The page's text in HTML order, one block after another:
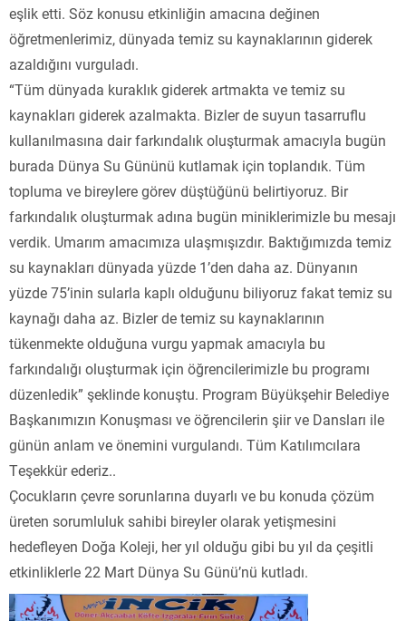
eşlik etti. Söz konusu etkinliğin amacına değinen
öğretmenlerimiz, dünyada temiz su kaynaklarının giderek
azaldığını vurguladı.
“Tüm dünyada kuraklık giderek artmakta ve temiz su
kaynakları giderek azalmakta. Bizler de suyun tasarruflu
kullanılmasına dair farkındalık oluşturmak amacıyla bugün
burada Dünya Su Gününü kutlamak için toplandık. Tüm
topluma ve bireylere görev düştüğünü belirtiyoruz. Bir
farkındalık oluşturmak adına bugün miniklerimizle bu mesajı
verdik. Umarım amacımıza ulaşmışızdır. Baktığımızda temiz
su kaynakları dünyada yüzde 1’den daha az. Dünyanın
yüzde 75’inin sularla kaplı olduğunu biliyoruz fakat temiz su
kaynağı daha az. Bizler de temiz su kaynaklarının
tükenmekte olduğuna vurgu yapmak amacıyla bu
farkındalığı oluşturmak için öğrencilerimizle bu programı
düzenledik” şeklinde konuştu. Program Büyükşehir Belediye
Başkanımızın Konuşması ve öğrencilerin şiir ve Dansları ile
günün anlam ve önemini vurgulandı. Tüm Katılımcılara
Teşekkür ederiz..
Çocukların çevre sorunlarına duyarlı ve bu konuda çözüm
üreten sorumluluk sahibi bireyler olarak yetişmesini
hedefleyen Doğa Koleji, her yıl olduğu gibi bu yıl da çeşitli
etkinliklerle 22 Mart Dünya Su Günü’nü kutladı.